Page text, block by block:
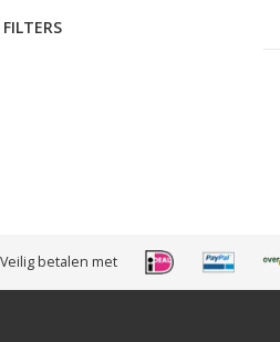
FILTERS
Veilig betalen met